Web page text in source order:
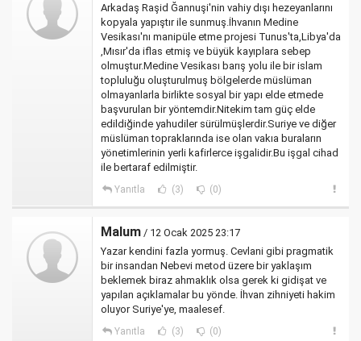
Arkadaş Raşid Ğannuşi'nin vahiy dışı hezeyanlarını
kopyala yapıştır ile sunmuş.İhvanın Medine
Vesikası'nı manipüle etme projesi Tunus'ta,Libya'da
,Mısır'da iflas etmiş ve büyük kayıplara sebep
olmuştur.Medine Vesikası barış yolu ile bir islam
topluluğu oluşturulmuş bölgelerde müslüman
olmayanlarla birlikte sosyal bir yapı elde etmede
başvurulan bir yöntemdir.Nitekim tam güç elde
edildiğinde yahudiler sürülmüşlerdir.Suriye ve diğer
müslüman topraklarında ise olan vakıa buraların
yönetimlerinin yerli kafirlerce işgalidir.Bu işgal cihad
ile bertaraf edilmiştir.
Yanıtla (3) (0)
Malum / 12 Ocak 2025 23:17
Yazar kendini fazla yormuş. Cevlani gibi pragmatik
bir insandan Nebevi metod üzere bir yaklaşım
beklemek biraz ahmaklık olsa gerek ki gidişat ve
yapılan açıklamalar bu yönde. İhvan zihniyeti hakim
oluyor Suriye'ye, maalesef.
Yanıtla (3) (0)